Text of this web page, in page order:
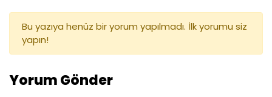
Bu yazıya henüz bir yorum yapılmadı. İlk yorumu siz
yapın!
Yorum Gönder